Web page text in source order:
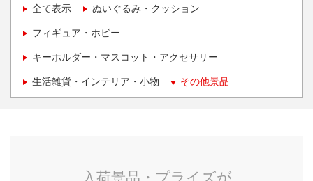
全て表示 ぬいぐるみ・クッション
フィギュア・ホビー
キーホルダー・マスコット・アクセサリー
生活雑貨・インテリア・小物 その他景品